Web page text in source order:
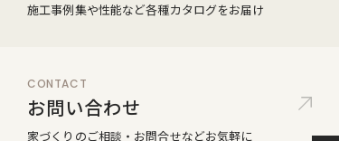
施工事例集や性能など各種カタログをお届け
CONTACT
お問い合わせ
家づくりのご相談・ お問合せなどお気軽に